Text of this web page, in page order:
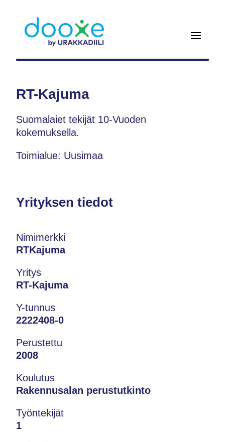
RT-Kajuma
Suomalaiet tekijät 10-Vuoden
kokemuksella.
Toimialue: Uusimaa
Yrityksen tiedot
Nimimerkki
RTKajuma
Yritys
RT-Kajuma
Y-tunnus
2222408-0
Perustettu
2008
Koulutus
Rakennusalan perustutkinto
Työntekijät
1